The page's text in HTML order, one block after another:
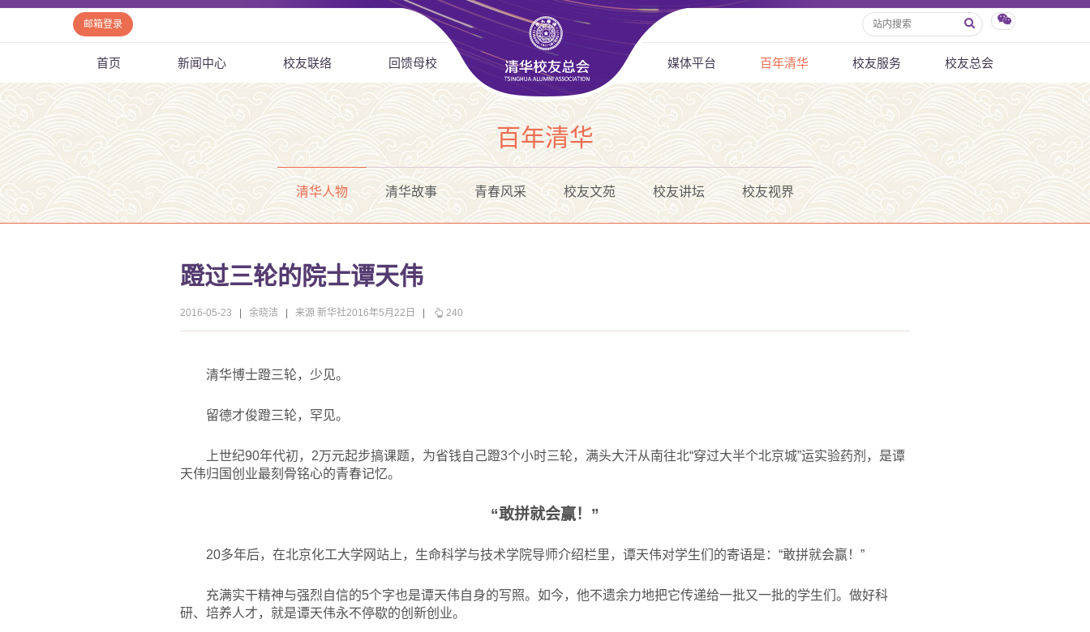
邮箱登录
首页 新闻中心 校友联络 回馈母校 媒体平台 百年清华 校友服务 校友总会
百年清华
清华人物 清华故事 青春风采 校友文苑 校友讲坛 校友视界
蹬过三轮的院士谭天伟
2016-05-23 余晓洁 来源 新华社2016年5月22日 240
清华博士蹬三轮，少见。
留德才俊蹬三轮，罕见。
上世纪90年代初，2万元起步搞课题，为省钱自己蹬3个小时三轮，满头大汗从南往北“穿过大半个北京城”运实验药剂，是谭
天伟归国创业最刻骨铭心的青春记忆。
“敢拼就会赢！”
20多年后，在北京化工大学网站上，生命科学与技术学院导师介绍栏里，谭天伟对学生们的寄语是：“敢拼就会赢！”
充满实干精神与强烈自信的5个字也是谭天伟自身的写照。如今，他不遗余力地把它传递给一批又一批的学生们。做好科
研、培养人才，就是谭天伟永不停歇的创新创业。